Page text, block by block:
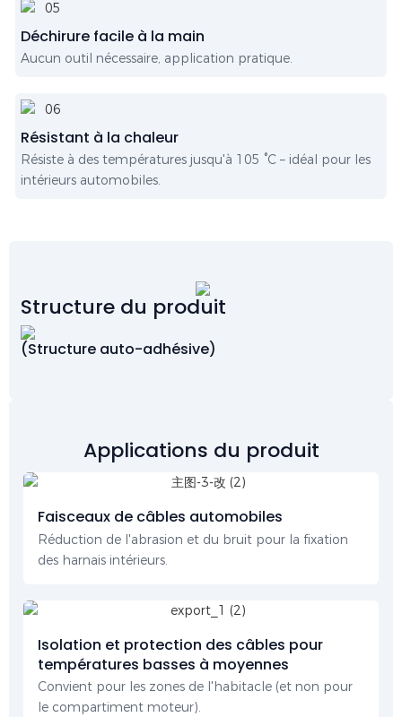
Déchirure facile à la main
Aucun outil nécessaire, application pratique.
Résistant à la chaleur
Résiste à des températures jusqu'à 105 °C – idéal pour les
intérieurs automobiles.
Structure du produit
(Structure auto-adhésive)
Applications du produit
Faisceaux de câbles automobiles
Réduction de l'abrasion et du bruit pour la fixation
des harnais intérieurs.
Isolation et protection des câbles pour
températures basses à moyennes
Convient pour les zones de l'habitacle (et non pour
le compartiment moteur).